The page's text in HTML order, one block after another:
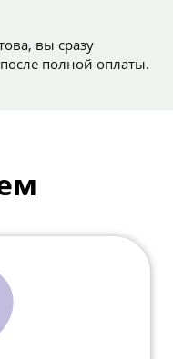
вы сразу
полной оплаты.